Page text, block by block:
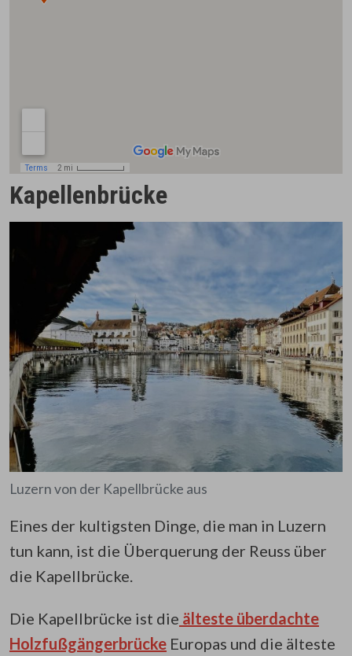
Kapellenbrücke
Luzern von der Kapellbrücke aus
Eines der kultigsten Dinge, die man in Luzern
tun kann, ist die Überquerung der Reuss über
die Kapellbrücke.
Die Kapellbrücke ist die älteste überdachte
Holzfußgängerbrücke Europas und die älteste